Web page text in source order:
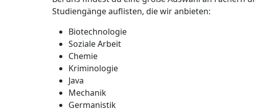
Studiengänge auflisten, die wir anbieten:
Biotechnologie
Soziale Arbeit
Chemie
Kriminologie
Java
Mechanik
Germanistik